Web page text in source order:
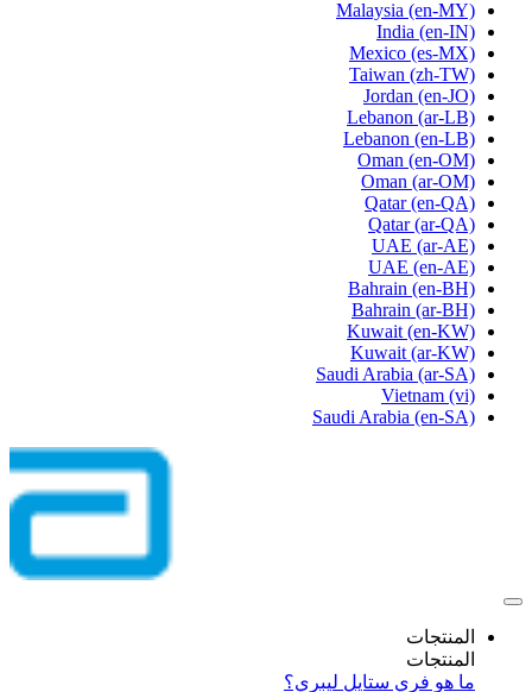
Malaysia (en-MY)
India (en-IN)
Mexico (es-MX)
Taiwan (zh-TW)
Jordan (en-JO)
Lebanon (ar-LB)
Lebanon (en-LB)
Oman (en-OM)
Oman (ar-OM)
Qatar (en-QA)
Qatar (ar-QA)
UAE (ar-AE)
UAE (en-AE)
Bahrain (en-BH)
Bahrain (ar-BH)
Kuwait (en-KW)
Kuwait (ar-KW)
Saudi Arabia (ar-SA)
Vietnam (vi)
Saudi Arabia (en-SA)
المنتجات
المنتجات
ما هو فري ستايل ليبري؟